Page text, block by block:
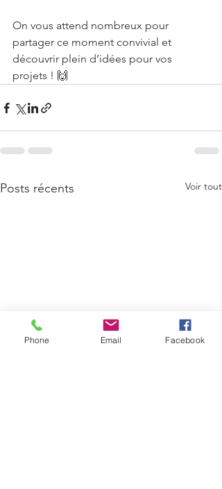
On vous attend nombreux pour
partager ce moment convivial et
découvrir plein d’idées pour vos
projets ! 🙌
Posts récents Voir tout
Phone Email Facebook